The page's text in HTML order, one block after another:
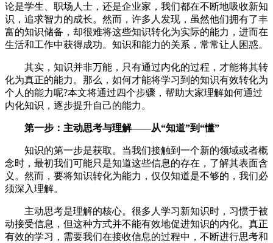
论是学生、职场人士，还是企业家，我们都在不断地吸收新知
识，追求智力的成长。然而，许多人发现，虽然他们拥有了丰
富的知识储备，却很难将这些知识转化为实际的能力，进而在
生活和工作中获得成功。知识和能力的关系，常常让人困惑。
其实，知识并非万能，只有通过内化的过程，才能将其转
化为真正的能力。那么，如何才能将学习到的知识有效转化为
个人的能力呢?本文将通过四个步骤，帮助大家理解如何通过
内化知识，逐步提升自己的能力。
第一步：主动思考与理解——从“知道”到“懂”
知识的第一步是获取。当我们接触到一个新的领域或者概
念时，最初我们可能只是知道这些信息的存在，了解其表面含
义。然而，要将知识转化为能力，仅仅知道是不够的，我们必
须深入理解。
主动思考是理解的核心。很多人学习新知识时，习惯于被
动接受信息，但这种方式并不能有效地促进知识的内化。真正
有效的学习，需要我们在接收信息的过程中，不断进行思考和